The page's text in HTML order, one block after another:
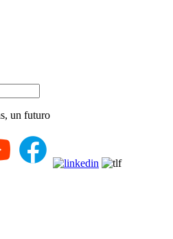
un futuro